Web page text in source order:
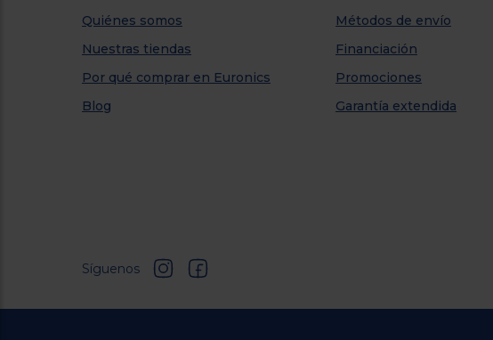
Quiénes somos
Nuestras tiendas
Por qué comprar en Euronics
Blog
Métodos de envío
Financiación
Promociones
Garantía extendida
Síguenos